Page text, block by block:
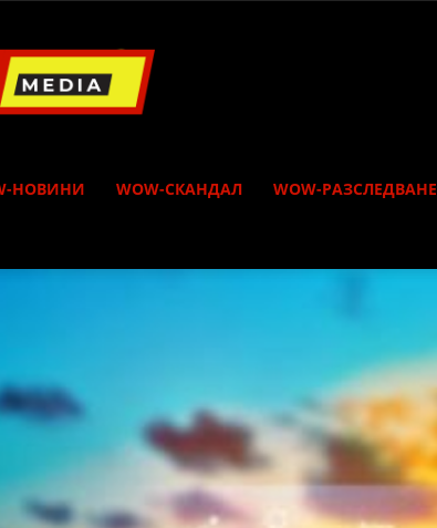
Media
НОВИНИ WOW-СКАНДАЛ WOW-РАЗСЛЕДВАНЕ